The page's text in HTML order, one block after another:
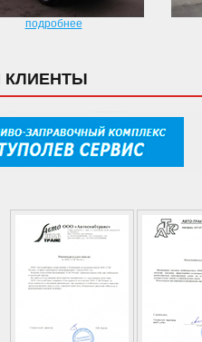
подробнее